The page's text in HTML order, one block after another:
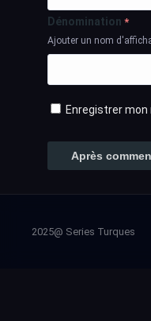
Dénomination *
Ajouter un nom
Enregistrer
2025@ Series Turques